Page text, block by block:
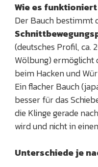
Wie es funktioniert
Der Bauch bestimmt
(deutsches Profil, ca.
Wölbung) ermöglicht
beim Hacken und
Ein flacher Bauch
besser für das
die Klinge gerade
wird und nicht in
Unterschiede je